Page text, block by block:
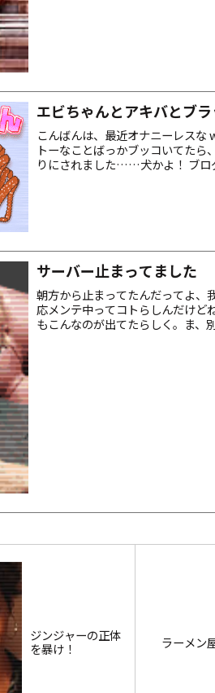
エビちゃんとアキバとブ
こんばんは、最近オナニーレス
トーなことばっかブッコいてたら
りにされました……犬かよ！ ブロ
サーバー止まってました
朝方から止まってたんだってよ
応メンテ中ってコトらしんだけ
もこんなのが出てたらしく。ま、
ジンジャーの正体
を暴け！
ラーメン